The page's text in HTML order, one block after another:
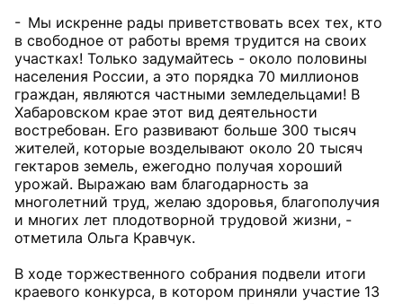
- Мы искренне рады приветствовать всех тех, кто
в свободное от работы время трудится на своих
участках! Только задумайтесь - около половины
населения России, а это порядка 70 миллионов
граждан, являются частными земледельцами! В
Хабаровском крае этот вид деятельности
востребован. Его развивают больше 300 тысяч
жителей, которые возделывают около 20 тысяч
гектаров земель, ежегодно получая хороший
урожай. Выражаю вам благодарность за
многолетний труд, желаю здоровья, благополучия
и многих лет плодотворной трудовой жизни, -
отметила Ольга Кравчук.
В ходе торжественного собрания подвели итоги
краевого конкурса, в котором приняли участие 13